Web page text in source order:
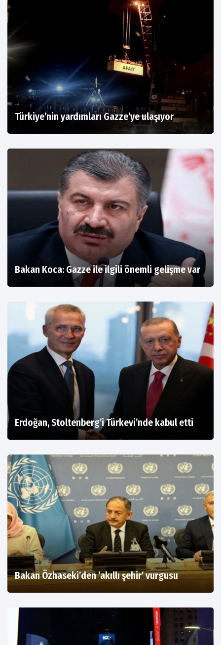
Türkiye’nin yardımları Gazze’ye ulaşıyor
Bakan Koca: Gazze ile ilgili önemli gelişme var
Erdoğan, Stoltenberg’i Türkevi’nde kabul etti
Bakan Özhaseki’den ’akıllı şehir’ vurgusu